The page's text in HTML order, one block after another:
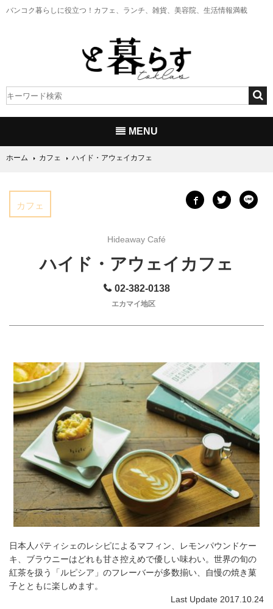
バンコク暮らしに役立つ！ カフェ、ランチ、雑貨、美容院、生活情報満載
MENU
ホーム カフェ ハイド・アウェイカフェ
カフェ
Hideaway Café
ハイド・アウェイカフェ
02-382-0138
エカマイ地区
日本人パティシェのレシピによるマフィン、レモンパウンドケー
キ、ブラウニーはどれも甘さ控えめで優しい味わい。世界の旬の
紅茶を扱う「ルピシア」のフレーバーが多数揃い、自慢の焼き菓
子とともに楽しめます。
Last Update 2017.10.24